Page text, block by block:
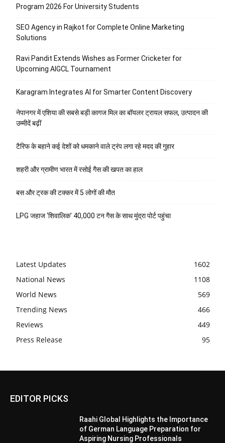
Program 2026 For University Students
SEO Agency in Rajkot for Complete Online Marketing
Solutions
Ravi Pandit Extends Wishes as Former Cricketer for
Upcoming AIGCL Tournament
Karagram Integrates AI for Smarter Content Discovery
नेपानगर में एशिया की सबसे बड़ी कागज मिल का बॉयलर ट्रायल सफल, उत्पादन की
उम्मीदें बढ़ीं
टैरिफ के बहाने कई देशों को धमकाने वाले ट्रंप लगा रहे मदद की गुहार
शहरी और ग्रामीण भारत में रसोई गैस की खपत का हाल
बस और ट्रक की टक्कर में 5 लोगों की मौत
LPG जहाज ‘शिवालिक’ 40,000 टन गैस के साथ मुंद्रा पोर्ट पहुंचा
Latest Updates
1602
National News
1108
World News
569
Trending News
466
Reviews
449
Press Release
95
EDITOR PICKS
Raahi Global Highlights the Importance
of German Language Preparation for
Aspiring Nursing Professionals